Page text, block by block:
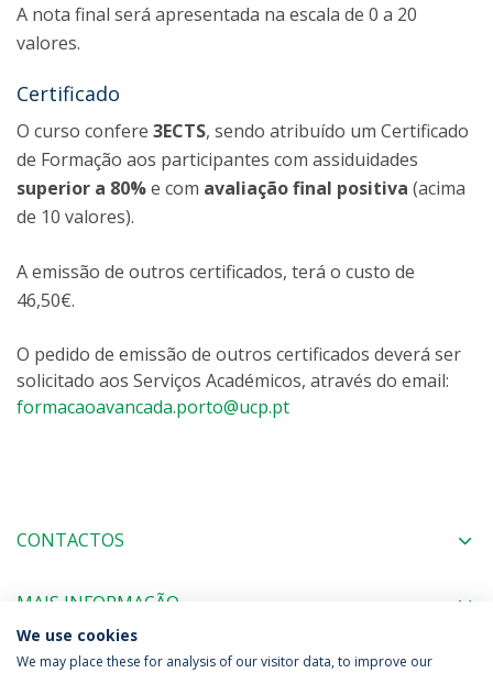
A nota final será apresentada na escala de 0 a 20
valores.
Certificado
O curso confere 3ECTS, sendo atribuído um Certificado
de Formação aos participantes com assiduidades
superior a 80%e com avaliação final positiva (acima
de 10 valores).
A emissão de outros certificados, terá o custo de
46,50€.
O pedido de emissão de outros certificados deverá ser
solicitado aos Serviços Académicos, através do email:
formacaoavancada.porto@ucp.pt
CONTACTOS
MAIS INFORMAÇÃO
We use cookies
We may place these for analysis of our visitor data, to improve our